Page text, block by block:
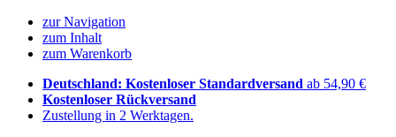
zur Navigation
zum Inhalt
zum Warenkorb
Deutschland: Kostenloser Standardversand ab 54,90 €
Kostenloser Rückversand
Zustellung in 2 Werktagen.